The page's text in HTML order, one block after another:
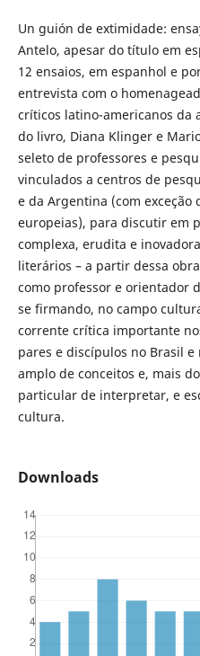
Un guión de extimidade:
Antelo, apesar do título em
12 ensaios, em espanhol e
entrevista com o
críticos latino-americanos da
do livro, Diana Klinger e
seleto de professores e
vinculados a centros de
e da Argentina (com
europeias), para discutir em
complexa, erudita e
literários – a partir dessa
como professor e orientador
se firmando, no campo
corrente crítica importante
pares e discípulos no Brasil
amplo de conceitos e, mais
particular de interpretar, e
cultura.
Downloads